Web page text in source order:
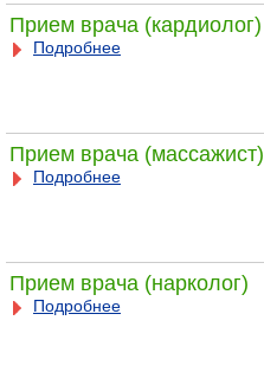
Прием врача (кардиолог)
Подробнее
Прием врача (массажист)
Подробнее
Прием врача (нарколог)
Подробнее